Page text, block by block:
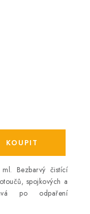
Bezbarvý čistící
spojkových a
po odpaření